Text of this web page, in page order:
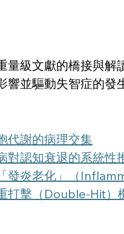
量級文獻的橋接與
響並驅動失智症的發
代謝的病理交集
對認知衰退的系統性
發炎老化」（
打擊（Double-Hit）